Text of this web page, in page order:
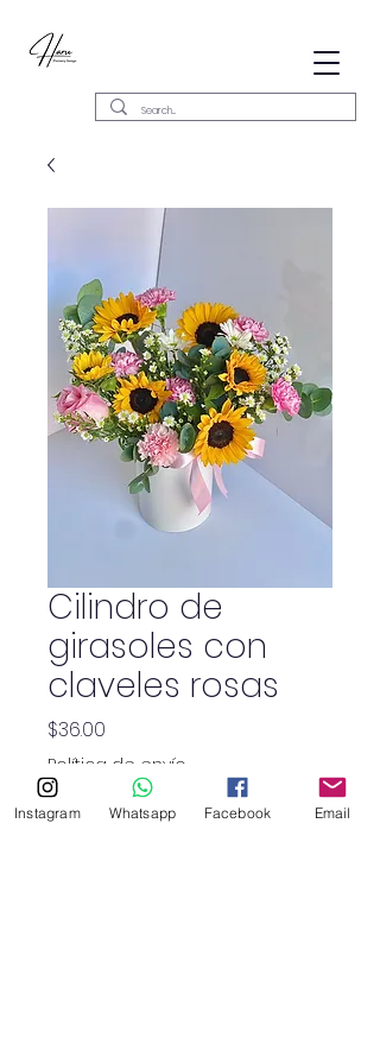
Cilindro de
girasoles con
claveles rosas
$36.00
Política de envío
Cantidad *
Instagram Whatsapp Facebook Email